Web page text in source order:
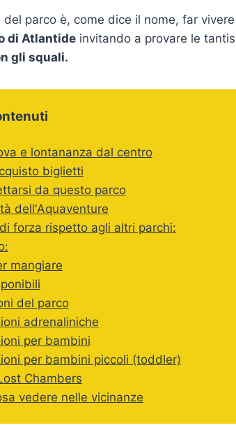
parco è, come dice il nome, far
di Atlantide invitando a provare le
gli squali.
e lontananza dal centro
biglietti
da questo parco
dell'Aquaventure
forza rispetto agli altri parchi:
mangiare
del parco
adrenaliniche
per bambini
per bambini piccoli (toddler)
Chambers
vedere nelle vicinanze